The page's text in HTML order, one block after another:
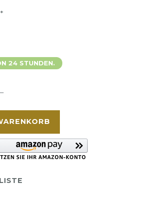
*
24 STUNDEN.